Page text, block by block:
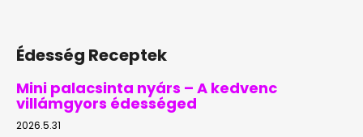
Édesség Receptek
Mini palacsinta nyárs – A kedvenc
villámgyors édességed
2026.5.31